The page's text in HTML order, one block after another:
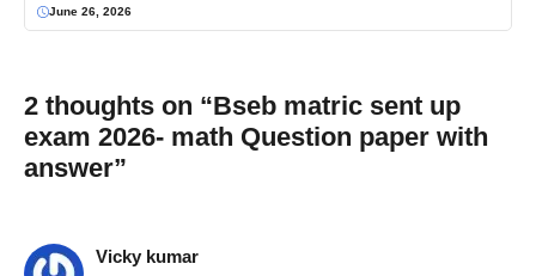
June 26, 2026
2 thoughts on “Bseb matric sent up
exam 2026- math Question paper with
answer”
Vicky kumar